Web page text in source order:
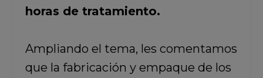
horas de tratamiento.
Ampliando el tema, les comentamos
que la fabricación y empaque de los